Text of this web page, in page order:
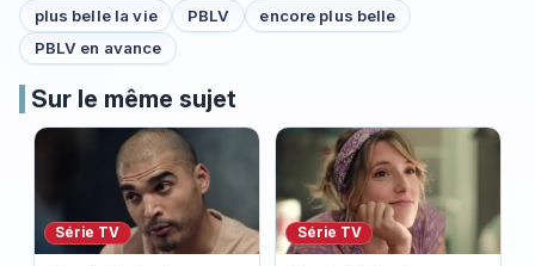
plus belle la vie PBLV
encore plus belle
PBLV en avance
Sur le même sujet
Série TV Série TV